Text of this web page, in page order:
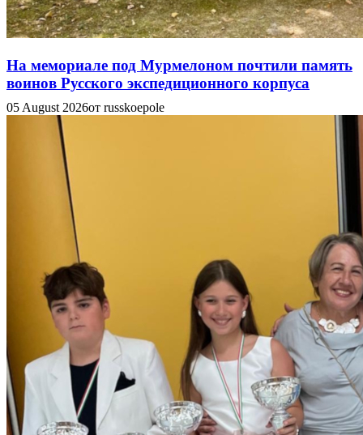
На мемориале под Мурмелоном почтили память
воинов Русского экспедиционного корпуса
05 August 2026от russkoepole